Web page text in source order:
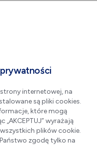
do lekarza
internetowej, na
są pliki cookies.
które mogą
wyrażają
plików cookie.
Państwo zgodę tylko na